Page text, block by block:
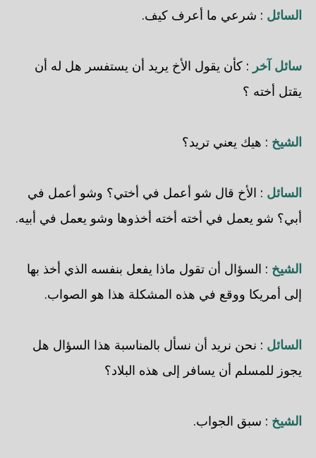
السائل : شرعي ما أعرف كيف.
سائل آخر : كأن يقول الأخ يريد أن يستفسر هل له أن
يقتل أخته ؟
الشيخ : هيك يعني تريد؟
السائل : الأخ قال شو أعمل في أختي؟ وشو أعمل في
أبي؟ شو يعمل في أخته أخته أخذوها وشو يعمل في أبيه.
الشيخ : السؤال أن تقول ماذا يفعل بنفسه الذي أخذ بها
إلى أمريكا ووقع في هذه المشكلة هذا هو الصواب.
السائل : نحن نريد أن نسأل بالمناسبة هذا السؤال هل
يجوز للمسلم أن يسافر إلى هذه البلاد؟
الشيخ : سبق الجواب.